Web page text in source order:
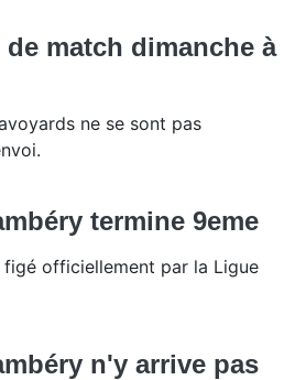
match dimanche à
ne se sont pas
termine 9eme
officiellement par la Ligue
n'y arrive pas